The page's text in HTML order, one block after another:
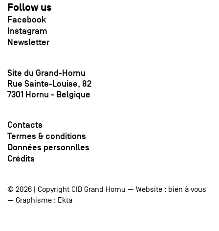
Follow us
Facebook
Instagram
Newsletter
Site du Grand-Hornu
Rue Sainte-Louise, 82
7301 Hornu - Belgique
Contacts
Termes & conditions
Données personnlles
Crédits
© 2026 | Copyright CID Grand Hornu — Website : bien à vous
— Graphisme : Ekta